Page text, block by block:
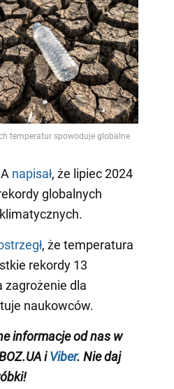
napisał, że lipiec 2024
globalnych
, że temperatura
rekordy 13
zagrożenie dla
naukowców.
informacje od nas w
i Viber. Nie daj